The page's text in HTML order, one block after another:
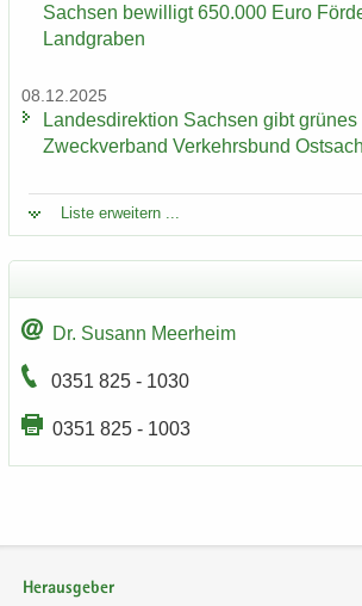
Sach­sen be­wil­ligt 650.000 Euro
Land­gra­ben
08.12.2025
Lan­des­di­rek­ti­on Sach­sen gibt
Zweck­ver­band Ver­kehrs­bund
Liste er­wei­tern ...
Dr. Su­sann Meer­heim
0351 825 - 1030
0351 825 - 1003
Herausgeber